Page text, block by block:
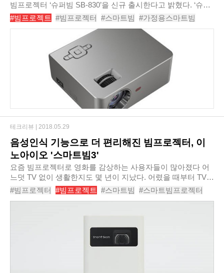
빔프로젝터 ‘슈퍼빔 SB-830’을 신규 출시한다고 밝혔다. ‘슈퍼
빔 SB-830’은 압도적인 명암비 재현력으로 선명한 영상을 출
력해주며, 고휘도 LED 광원 램프..
#빔프로젝트 #빔프로젝터 #스마트빔 #가정용스마트빔
#빔프로젝터추천 #빔프로젝터인기순위 #슈퍼빔
음성인식 기능으로 더 편리해진 빔프로젝터, 이
노아이오 '스마트빔3'
요즘 빔프로젝터로 영화를 감상하는 사용자들이 많아졌다 어
느덧 TV 없이 생활한지도 몇 년이 지났다. 어렸을 때부터 TV를
즐겨보지 않았던 터라 TV의 필요성을 크게 느끼지 못했고, 독
립을 하면서 아예 집에서 'TV'라는 존재를..
#빔프로젝터 #빔프로젝트 #스마트빔 #스마트빔프로젝터
#스마트빔프로젝트 #빔프 #음석인식빔프로젝터
테크리뷰 | 2018.05.29